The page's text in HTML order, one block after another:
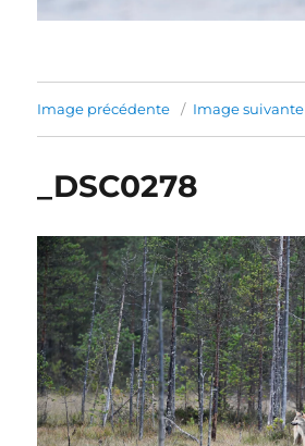
Image précédente Image suivante
_DSC0278